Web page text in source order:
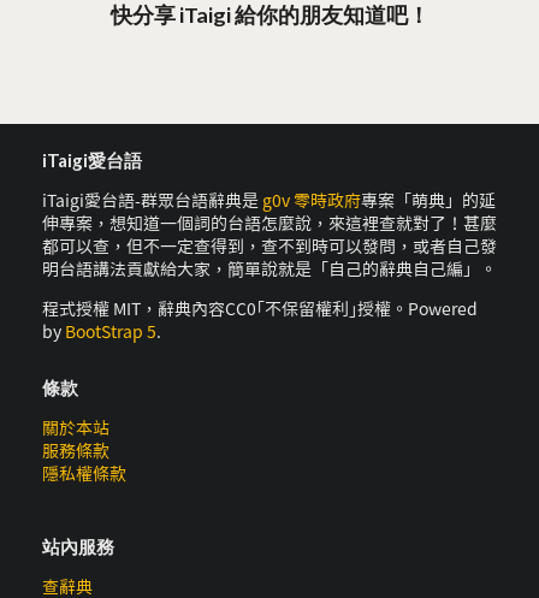
快分享 iTaigi 給你的朋友知道吧！
iTaigi愛台語
iTaigi愛台語-群眾台語辭典是 g0v 零時政府專案「萌典」的延
伸專案，想知道一個詞的台語怎麼說，來這裡查就對了！甚麼
都可以查，但不一定查得到，查不到時可以發問，或者自己發
明台語講法貢獻給大家，簡單說就是「自己的辭典自己編」。
程式授權 MIT，辭典內容CC0｢不保留權利｣授權。Powered
by BootStrap 5.
條款
關於本站
服務條款
隱私權條款
站內服務
查辭典